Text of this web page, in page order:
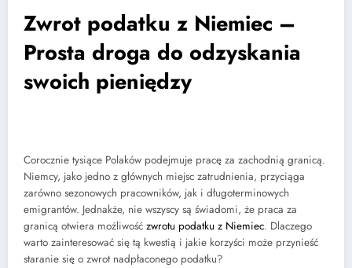
Zwrot podatku z Niemiec –
Prosta droga do odzyskania
swoich pieniędzy
Corocznie tysiące Polaków podejmuje pracę za zachodnią granicą.
Niemcy, jako jedno z głównych miejsc zatrudnienia, przyciąga
zarówno sezonowych pracowników, jak i długoterminowych
emigrantów. Jednakże, nie wszyscy są świadomi, że praca za
granicą otwiera możliwość zwrotu podatku z Niemiec. Dlaczego
warto zainteresować się tą kwestią i jakie korzyści może przynieść
staranie się o zwrot nadpłaconego podatku?